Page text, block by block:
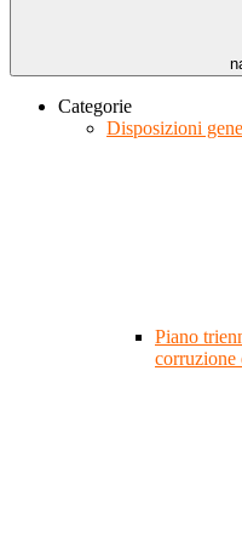
Categorie
Disposizioni
Piano
corruzione